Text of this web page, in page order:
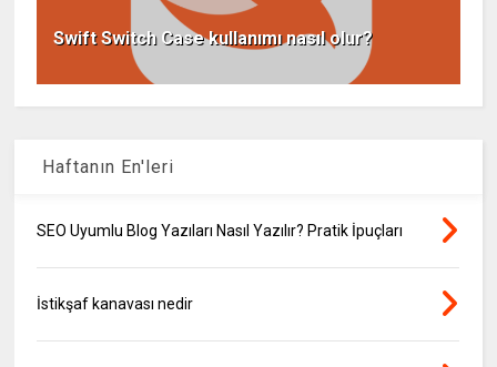
Swift Switch Case kullanımı nasıl olur?
Haftanın En'leri
SEO Uyumlu Blog Yazıları Nasıl Yazılır? Pratik İpuçları
İstikşaf kanavası nedir